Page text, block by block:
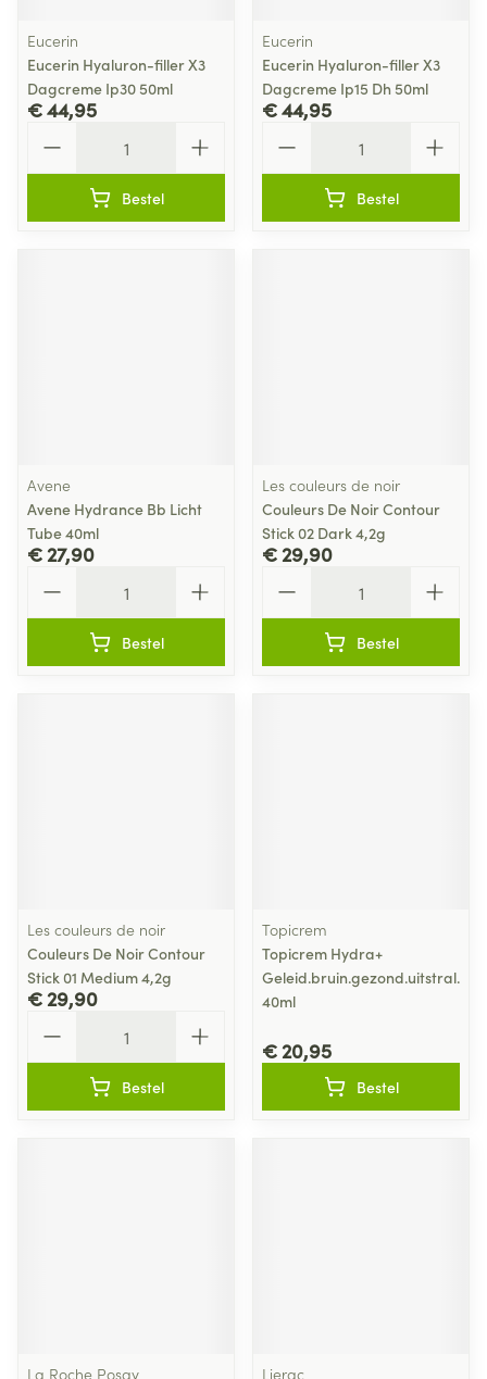
Eucerin
Eucerin Hyaluron-filler X3
Dagcreme Ip30 50ml
€ 44,95
Bestel
Eucerin
Eucerin Hyaluron-filler X3
Dagcreme Ip15 Dh 50ml
€ 44,95
Bestel
Avene
Avene Hydrance Bb Licht
Tube 40ml
€ 27,90
Bestel
Les couleurs de noir
Couleurs De Noir Contour
Stick 02 Dark 4,2g
€ 29,90
Bestel
Les couleurs de noir
Couleurs De Noir Contour
Stick 01 Medium 4,2g
€ 29,90
Bestel
Topicrem
Topicrem Hydra+
Geleid.bruin.gezond.uitstral.
40ml
€ 20,95
Bestel
La Roche Posay
Lierac